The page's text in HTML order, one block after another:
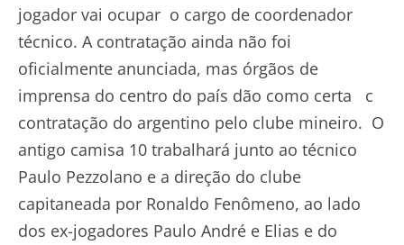
jogador vai ocupar o cargo de coordenador
técnico. A contratação ainda não foi
oficialmente anunciada, mas órgãos de
imprensa do centro do país dão como certa c
contratação do argentino pelo clube mineiro. O
antigo camisa 10 trabalhará junto ao técnico
Paulo Pezzolano e a direção do clube
capitaneada por Ronaldo Fenômeno, ao lado
dos ex-jogadores Paulo André e Elias e do